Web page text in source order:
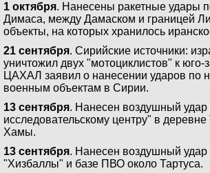
1 октября. Нанесены ракетные удары
Димаса, между Дамаском и границей
объекты, на которых хранилось
21 сентября. Сирийские источники:
уничтожил двух "мотоциклистов" к юго-
ЦАХАЛ заявил о нанесении ударов по
военным объектам в Сирии.
13 сентября. Нанесен воздушный удар
исследовательскому центру" в деревне
Хамы.
13 сентября. Нанесен воздушный удар
"Хизбаллы" и базе ПВО около Тартуса.